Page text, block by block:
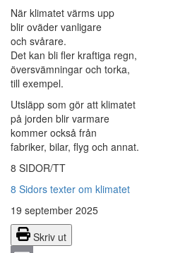
När klimatet värms upp
blir oväder vanligare
och svårare.
Det kan bli fler kraftiga regn,
översvämningar och torka,
till exempel.
Utsläpp som gör att klimatet
på jorden blir varmare
kommer också från
fabriker, bilar, flyg och annat.
8 SIDOR/TT
8 Sidors texter om klimatet
19 september 2025
Skriv ut